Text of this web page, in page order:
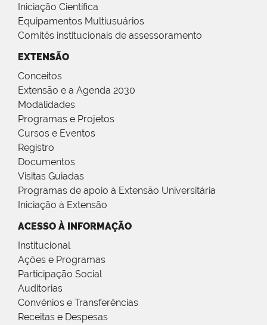
Iniciação Científica
Equipamentos Multiusuários
Comitês institucionais de assessoramento
EXTENSÃO
Conceitos
Extensão e a Agenda 2030
Modalidades
Programas e Projetos
Cursos e Eventos
Registro
Documentos
Visitas Guiadas
Programas de apoio à Extensão Universitária
Iniciação à Extensão
ACESSO À INFORMAÇÃO
Institucional
Ações e Programas
Participação Social
Auditorias
Convênios e Transferências
Receitas e Despesas